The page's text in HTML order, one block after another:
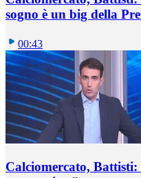
sogno è un big della
00:43
Calciomercato,